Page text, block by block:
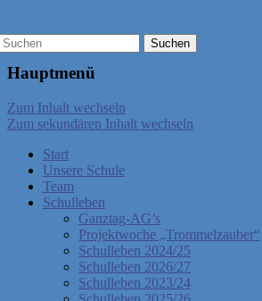
Hauptmenü
Zum Inhalt wechseln
Zum sekundären Inhalt wechseln
Start
Unsere Schule
Team
Schulleben
Ganztag-AG’s
Projektwoche „Trommelzauber“
Schulleben 2024/25
Schulleben 2026/27
Schulleben 2023/24